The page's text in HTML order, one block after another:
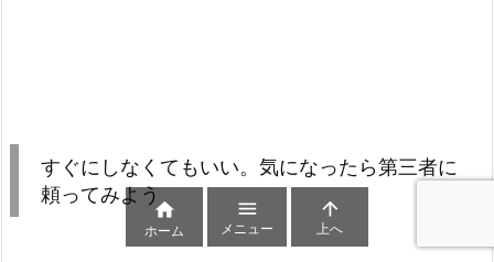
すぐにしなくてもいい。気になったら第三者に
頼ってみよう

ホーム

メニュー

上へ